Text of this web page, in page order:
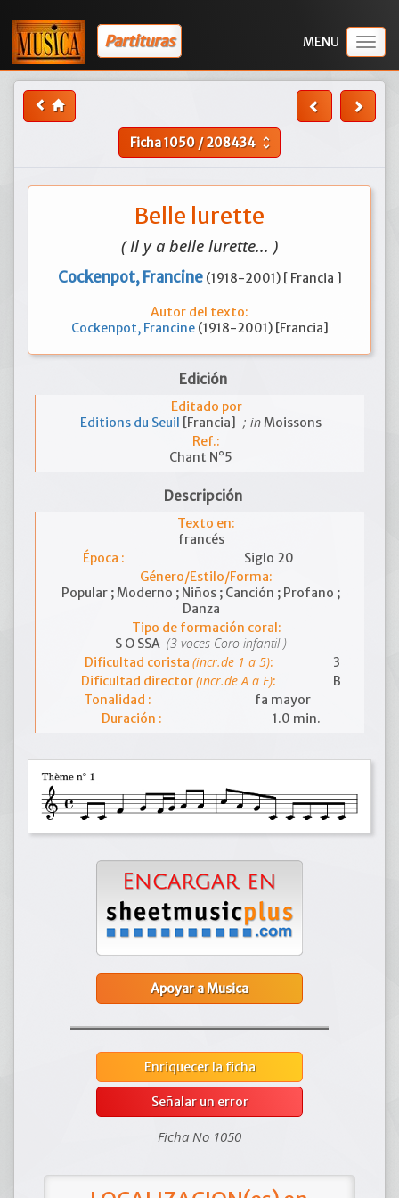
Partituras
Ficha1050 /208434 unfold_more
Belle lurette
( Il y a belle lurette... )
Cockenpot, Francine (1918-2001) [ Francia ]
Autor del texto:
Cockenpot, Francine (1918-2001) [Francia]
Edición
Editado por
Editions du Seuil [Francia] ; inMoissons
Ref.:
Chant N°5
Descripción
Texto en:
francés
Época :
Siglo 20
Género/Estilo/Forma:
Popular ; Moderno ; Niños ; Canción ; Profano ;
Danza
Tipo de formación coral:
S O SSA (3 voces Coro infantil )
Dificultad corista (incr.de 1 a 5):
3
Dificultad director(incr.de A a E):
B
Tonalidad :
fa mayor
Duración :
1.0 min.
Apoyar a Musica
Enriquecer la ficha
Señalar un error
Ficha No 1050